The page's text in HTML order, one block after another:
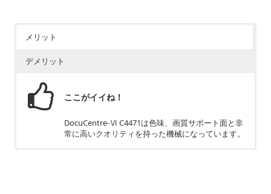
メリット
デメリット
ここがイイね！
DocuCentre-Ⅵ C4471は色味、画質サポート面と非
常に高いクオリティを持った機械になっています。